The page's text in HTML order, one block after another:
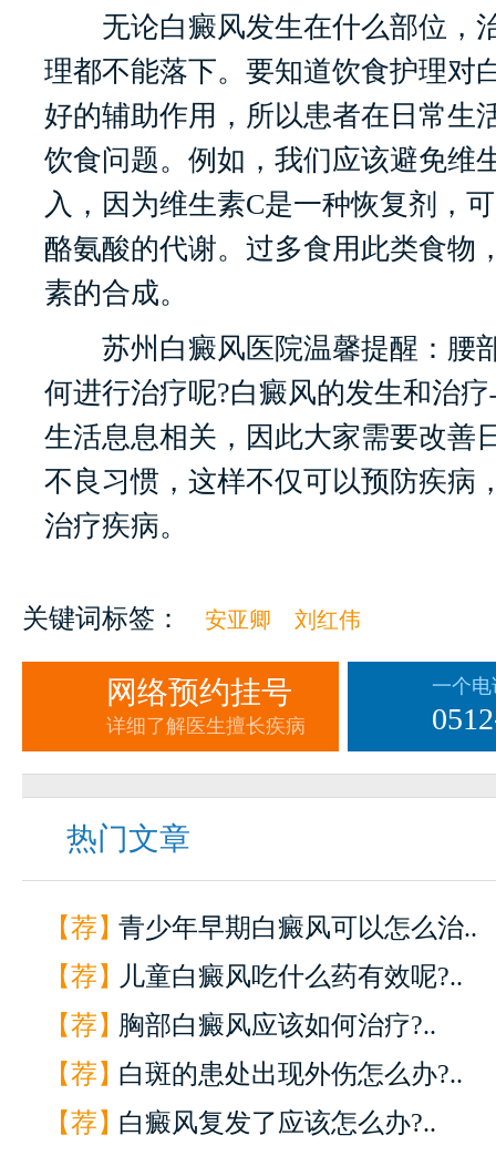
无论白癜风发生在什么部位，
理都不能落下。要知道饮食护理对
好的辅助作用，所以患者在日常生
饮食问题。例如，我们应该避免维
入，因为维生素C是一种恢复剂，
酪氨酸的代谢。过多食用此类食物
素的合成。
苏州白癜风医院温馨提醒：腰
何进行治疗呢?白癜风的发生和治
生活息息相关，因此大家需要改善
不良习惯，这样不仅可以预防疾病
治疗疾病。
关键词标签： 安亚卿 刘红伟
网络预约挂号
详细了解医生擅长疾病
一个
热门文章
【荐】青少年早期白癜风可以怎么治..
【荐】 儿童白癜风吃什么药有效呢?..
【荐】胸部白癜风应该如何治疗?..
【荐】白斑的患处出现外伤怎么办?..
【荐】白癜风复发了应该怎么办?..